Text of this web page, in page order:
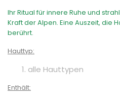
Ihr Ritual für innere Ruhe und
Kraft der Alpen. Eine Auszeit, die
berührt.
Hauttyp:
alle Hauttypen
Enthält: